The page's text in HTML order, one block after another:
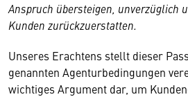
Anspruch übersteigen, unverzüglich
Kunden zurückzuerstatten.
Unseres Erachtens stellt dieser
genannten Agenturbedingungen
wichtiges Argument dar, um